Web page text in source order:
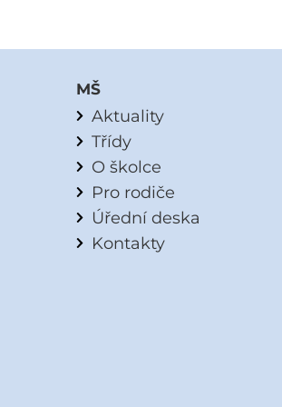
MŠ
Aktuality
Třídy
O školce
Pro rodiče
Úřední deska
Kontakty